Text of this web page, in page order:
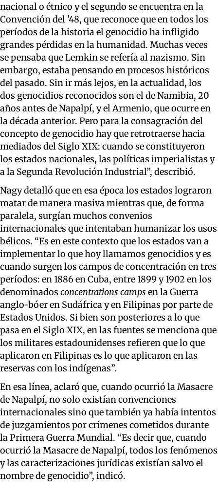
nacional o étnico y el segundo se encuentra en la
Convención del '48, que reconoce que en todos los
períodos de la historia el genocidio ha infligido
grandes pérdidas en la humanidad. Muchas veces
se pensaba que Lemkin se refería al nazismo. Sin
embargo, estaba pensando en procesos históricos
del pasado. Sin ir más lejos, en la actualidad, los
dos genocidios reconocidos son el de Namibia, 20
años antes de Napalpí, y el Armenio, que ocurre en
la década anterior. Pero para la consagración del
concepto de genocidio hay que retrotraerse hacia
mediados del Siglo XIX: cuando se constituyeron
los estados nacionales, las políticas imperialistas y
a la Segunda Revolución Industrial”, describió.
Nagy detalló que en esa época los estados lograron
matar de manera masiva mientras que, de forma
paralela, surgían muchos convenios
internacionales que intentaban humanizar los usos
bélicos. “Es en este contexto que los estados van a
implementar lo que hoy llamamos genocidios y es
cuando surgen los campos de concentración en tres
períodos: en 1886 en Cuba, entre 1899 y 1902 en los
denominados concentrations camps en la Guerra
anglo-bóer en Sudáfrica y en Filipinas por parte de
Estados Unidos. Si bien son posteriores a lo que
pasa en el Siglo XIX, en las fuentes se menciona que
los militares estadounidenses refieren que lo que
aplicaron en Filipinas es lo que aplicaron en las
reservas con los indígenas”.
En esa línea, aclaró que, cuando ocurrió la Masacre
de Napalpí, no solo existían convenciones
internacionales sino que también ya había intentos
de juzgamientos por crímenes cometidos durante
la Primera Guerra Mundial. “Es decir que, cuando
ocurrió la Masacre de Napalpí, todos los fenómenos
y las caracterizaciones jurídicas existían salvo el
nombre de genocidio”, indicó.